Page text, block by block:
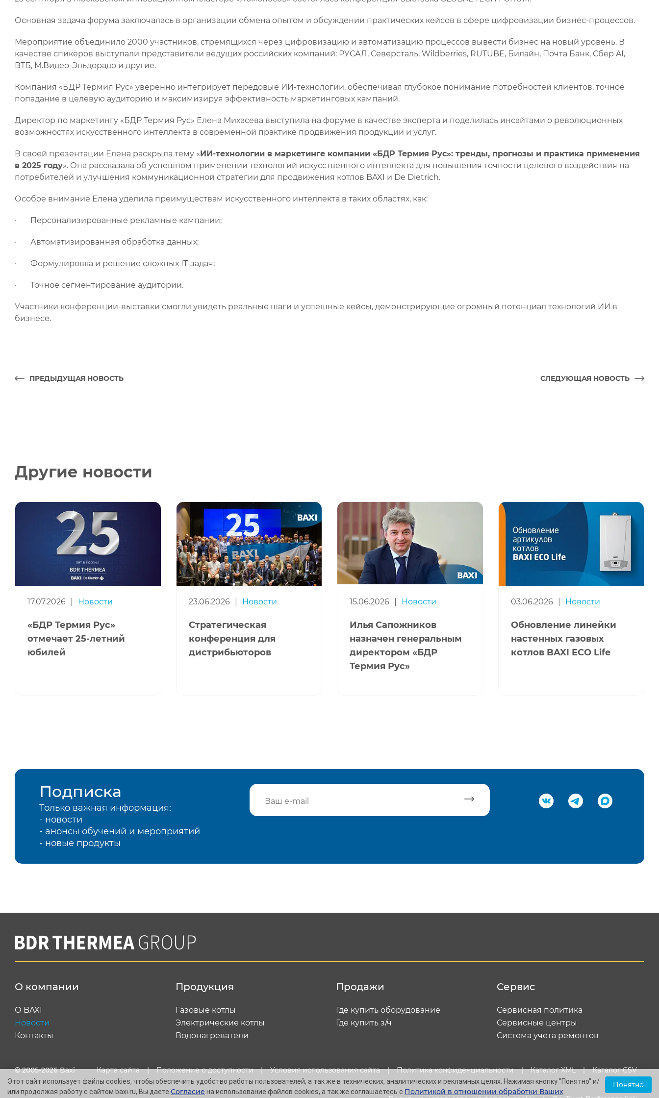
Основная задача форума заключалась в организации обмена опытом и обсуждении практических кейсов в сфере цифровизации бизнес-процессов.
Мероприятие объединило 2000 участников, стремящихся через цифровизацию и автоматизацию процессов вывести бизнес на новый уровень. В
качестве спикеров выступали представители ведущих российских компаний: РУСАЛ, Северсталь, Wildberries, RUTUBE, Билайн, Почта Банк, Сбер AI,
ВТБ, М.Видео-Эльдорадо и другие.
Компания «БДР Термия Рус» уверенно интегрирует передовые ИИ-технологии, обеспечивая глубокое понимание потребностей клиентов, точное
попадание в целевую аудиторию и максимизируя эффективность маркетинговых кампаний.
Директор по маркетингу «БДР Термия Рус» Елена Михасева выступила на форуме в качестве эксперта и поделилась инсайтами о революционных
возможностях искусственного интеллекта в современной практике продвижения продукции и услуг.
В своей презентации Елена раскрыла тему « ИИ-технологии в маркетинге компании «БДР Термия Рус»: тренды, прогнозы и практика применения
в 2025 году». Она рассказала об успешном применении технологий искусственного интеллекта для повышения точности целевого воздействия на
потребителей и улучшения коммуникационной стратегии для продвижения котлов BAXI и De Dietrich.
Особое внимание Елена уделила преимуществам искусственного интеллекта в таких областях, как:
· Персонализированные рекламные кампании;
· Автоматизированная обработка данных;
· Формулировка и решение сложных IT-задач;
· Точное сегментирование аудитории.
Участники конференции-выставки смогли увидеть реальные шаги и успешные кейсы, демонстрирующие огромный потенциал технологий ИИ в
бизнесе.
ПРЕДЫДУЩАЯ НОВОСТЬ СЛЕДУЮЩАЯ НОВОСТЬ
Другие новости
17.07.2026 Новости
«БДР Термия Рус»
отмечает 25-летний
юбилей
23.06.2026 Новости
Стратегическая
конференция для
дистрибьюторов
15.06.2026 Новости
Илья Сапожников
назначен генеральным
директором «БДР
Термия Рус»
03.06.2026 Новости
Обновление линейки
настенных газовых
котлов BAXI ECO Life
Подписка
Только важная информация:
- новости
- анонсы обучений и мероприятий
- новые продукты
О компании
О BAXI
Новости
Контакты
Продукция
Газовые котлы
Электрические котлы
Водонагреватели
Продажи
Где купить оборудование
Где купить з/ч
Сервис
Сервисная политика
Сервисные центры
Система учета ремонтов
© 2005-2026 Baxi Карта сайта | Положение о доступности | Условия использования сайта | Политика конфиденциальности | Каталог XML | Каталог CSV
Этот сайт использует файлы cookies, чтобы обеспечить удобство работы пользователей, а так же в технических, аналитических и рекламных целях. Нажимая кнопку "Понятно" и/
или продолжая работу с сайтом baxi.ru, Вы даете Согласие на использование файлов cookies, а так же соглашаетесь с Политикой в отношении обработки Ваших
Понятно